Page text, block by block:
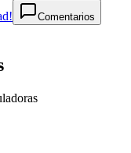
Comentarios